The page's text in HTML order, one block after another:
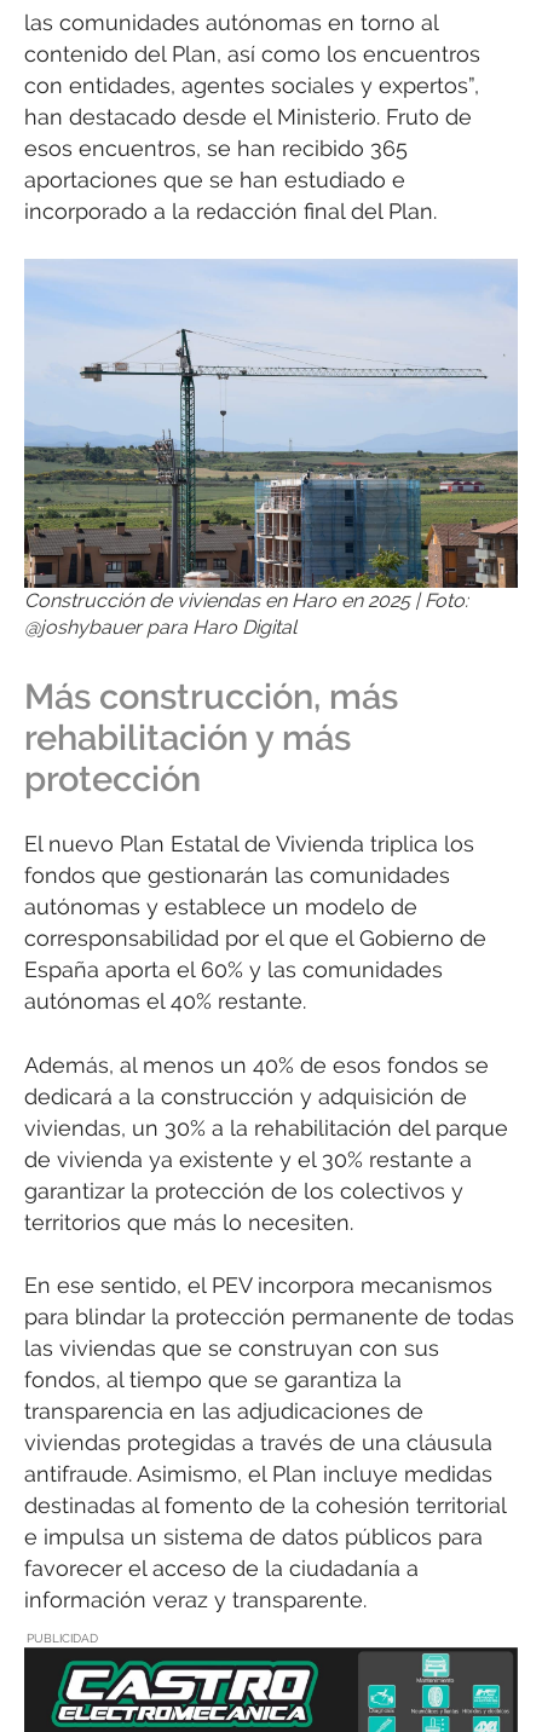
las comunidades autónomas en torno al
contenido del Plan, así como los encuentros
con entidades, agentes sociales y expertos”,
han destacado desde el Ministerio. Fruto de
esos encuentros, se han recibido 365
aportaciones que se han estudiado e
incorporado a la redacción final del Plan.
Construcción de viviendas en Haro en 2025 | Foto:
@joshybauer para Haro Digital
Más construcción, más
rehabilitación y más
protección
El nuevo Plan Estatal de Vivienda triplica los
fondos que gestionarán las comunidades
autónomas y establece un modelo de
corresponsabilidad por el que el Gobierno de
España aporta el 60% y las comunidades
autónomas el 40% restante.
Además, al menos un 40% de esos fondos se
dedicará a la construcción y adquisición de
viviendas, un 30% a la rehabilitación del parque
de vivienda ya existente y el 30% restante a
garantizar la protección de los colectivos y
territorios que más lo necesiten.
En ese sentido, el PEV incorpora mecanismos
para blindar la protección permanente de todas
las viviendas que se construyan con sus
fondos, al tiempo que se garantiza la
transparencia en las adjudicaciones de
viviendas protegidas a través de una cláusula
antifraude. Asimismo, el Plan incluye medidas
destinadas al fomento de la cohesión territorial
e impulsa un sistema de datos públicos para
favorecer el acceso de la ciudadanía a
información veraz y transparente.
PUBLICIDAD